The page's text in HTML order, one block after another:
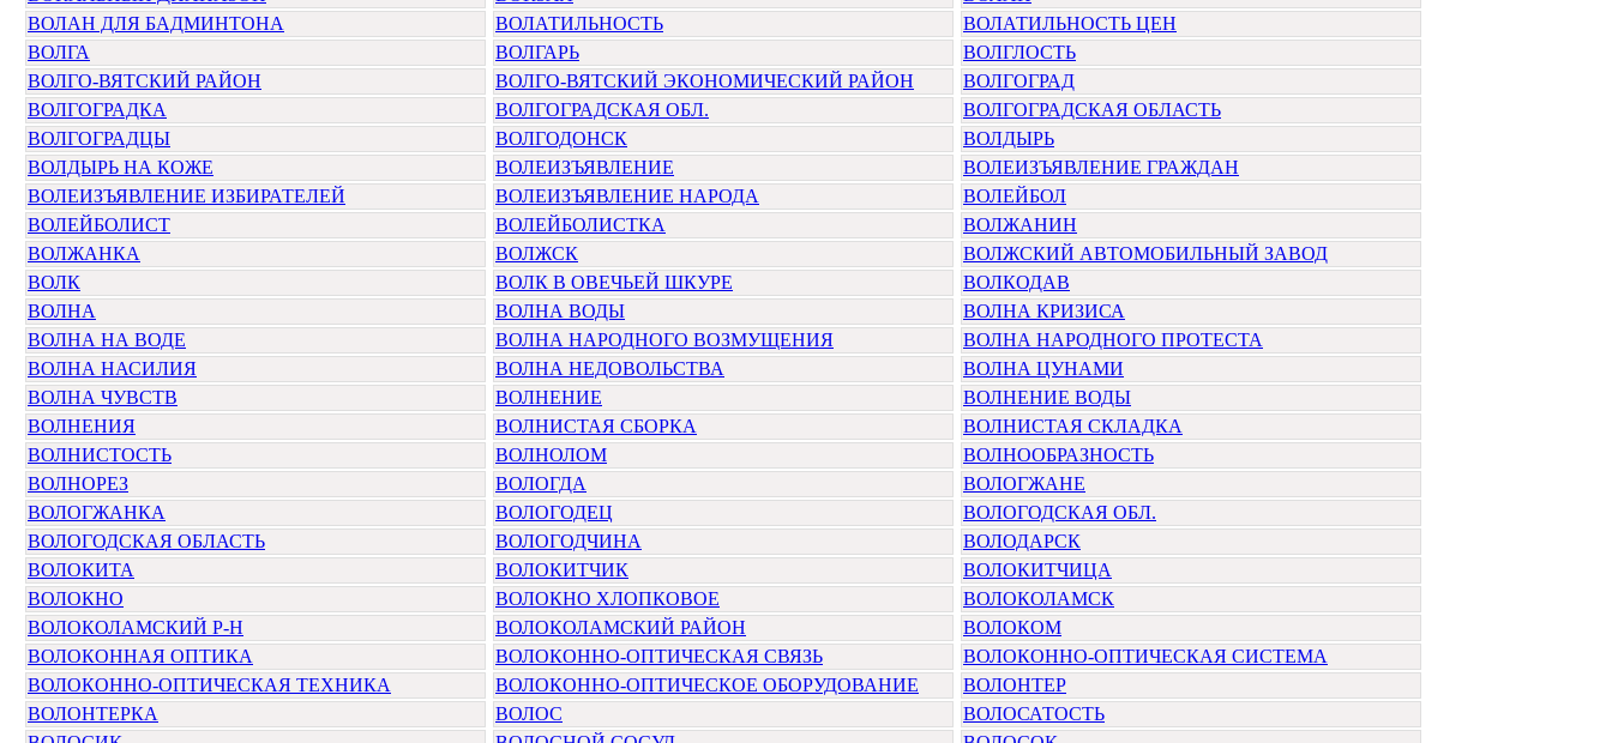
ВОЛАН ДЛЯ БАДМИНТОНА
ВОЛАТИЛЬНОСТЬ
ВОЛАТИЛЬНОСТЬ ЦЕН
ВОЛГА
ВОЛГАРЬ
ВОЛГЛОСТЬ
ВОЛГО-ВЯТСКИЙ РАЙОН
ВОЛГО-ВЯТСКИЙ ЭКОНОМИЧЕСКИЙ РАЙОН
ВОЛГОГРАД
ВОЛГОГРАДКА
ВОЛГОГРАДСКАЯ ОБЛ.
ВОЛГОГРАДСКАЯ ОБЛАСТЬ
ВОЛГОГРАДЦЫ
ВОЛГОДОНСК
ВОЛДЫРЬ
ВОЛДЫРЬ НА КОЖЕ
ВОЛЕИЗЪЯВЛЕНИЕ
ВОЛЕИЗЪЯВЛЕНИЕ ГРАЖДАН
ВОЛЕИЗЪЯВЛЕНИЕ ИЗБИРАТЕЛЕЙ
ВОЛЕИЗЪЯВЛЕНИЕ НАРОДА
ВОЛЕЙБОЛ
ВОЛЕЙБОЛИСТ
ВОЛЕЙБОЛИСТКА
ВОЛЖАНИН
ВОЛЖАНКА
ВОЛЖСК
ВОЛЖСКИЙ АВТОМОБИЛЬНЫЙ ЗАВОД
ВОЛК
ВОЛК В ОВЕЧЬЕЙ ШКУРЕ
ВОЛКОДАВ
ВОЛНА
ВОЛНА ВОДЫ
ВОЛНА КРИЗИСА
ВОЛНА НА ВОДЕ
ВОЛНА НАРОДНОГО ВОЗМУЩЕНИЯ
ВОЛНА НАРОДНОГО ПРОТЕСТА
ВОЛНА НАСИЛИЯ
ВОЛНА НЕДОВОЛЬСТВА
ВОЛНА ЦУНАМИ
ВОЛНА ЧУВСТВ
ВОЛНЕНИЕ
ВОЛНЕНИЕ ВОДЫ
ВОЛНЕНИЯ
ВОЛНИСТАЯ СБОРКА
ВОЛНИСТАЯ СКЛАДКА
ВОЛНИСТОСТЬ
ВОЛНОЛОМ
ВОЛНООБРАЗНОСТЬ
ВОЛНОРЕЗ
ВОЛОГДА
ВОЛОГЖАНЕ
ВОЛОГЖАНКА
ВОЛОГОДЕЦ
ВОЛОГОДСКАЯ ОБЛ.
ВОЛОГОДСКАЯ ОБЛАСТЬ
ВОЛОГОДЧИНА
ВОЛОДАРСК
ВОЛОКИТА
ВОЛОКИТЧИК
ВОЛОКИТЧИЦА
ВОЛОКНО
ВОЛОКНО ХЛОПКОВОЕ
ВОЛОКОЛАМСК
ВОЛОКОЛАМСКИЙ Р-Н
ВОЛОКОЛАМСКИЙ РАЙОН
ВОЛОКОМ
ВОЛОКОННАЯ ОПТИКА
ВОЛОКОННО-ОПТИЧЕСКАЯ СВЯЗЬ
ВОЛОКОННО-ОПТИЧЕСКАЯ СИСТЕМА
ВОЛОКОННО-ОПТИЧЕСКАЯ ТЕХНИКА
ВОЛОКОННО-ОПТИЧЕСКОЕ ОБОРУДОВАНИЕ
ВОЛОНТЕР
ВОЛОНТЕРКА
ВОЛОС
ВОЛОСАТОСТЬ